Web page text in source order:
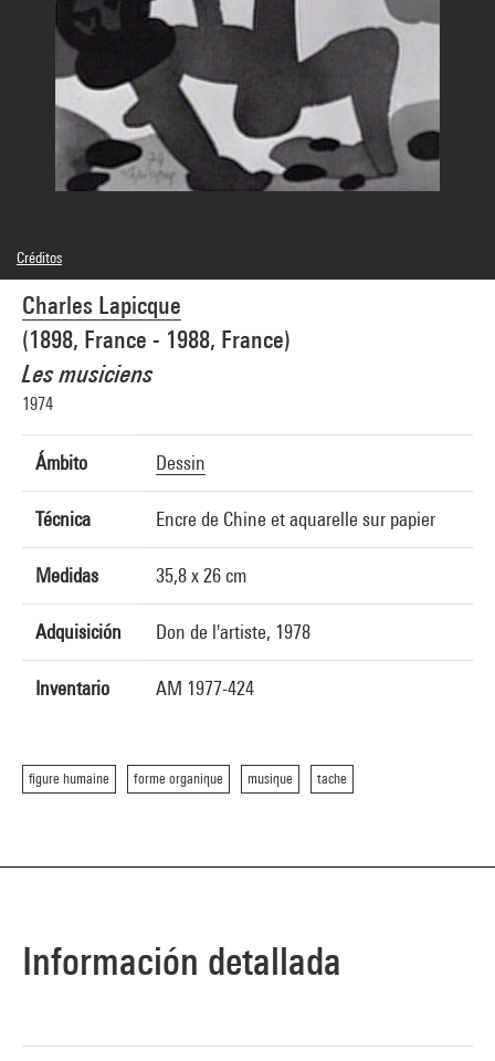
Charles Lapicque
(1898, France - 1988, France)
Les musiciens
1974
Ámbito Dessin
Técnica Encre de Chine et aquarelle sur papier
Medidas 35,8 x 26 cm
Adquisición Don de l'artiste, 1978
Inventario AM 1977-424
figure humaine forme organique musique tache
Créditos
© Adagp, Paris
Créditos fotográficos : Centre Pompidou, MNAM-CCI/Service de la documentation
photographique du MNAM/Dist. GrandPalaisRmn
Referencia de la imagen : 1A05974 [1977 X 0671]
Difusión de la imagen :GrandPalaisRmnPhoto
Información detallada